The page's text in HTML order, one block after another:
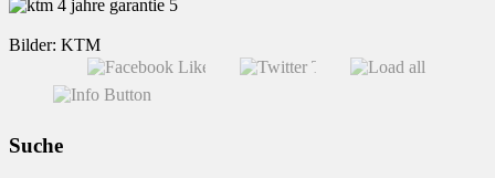
Bilder: KTM
Suche